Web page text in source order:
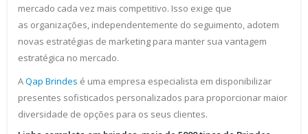
mercado cada vez mais competitivo. Isso exige que
as organizações, independentemente do seguimento, adotem
novas estratégias de marketing para manter sua vantagem
estratégica no mercado.
AQap Brindes é uma empresa especialista em disponibilizar
presentes sofisticados personalizados para proporcionar maior
diversidade de opções para os seus clientes.